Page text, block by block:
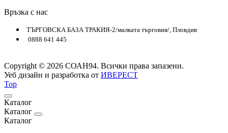
Връзка с нас
ТЪРГОВСКА БАЗА ТРАКИЯ-2/малката търговия/, Пловдив
0888 641 445
Copyright © 2026 СОАН94. Всички права запазени.
Уеб дизайн и разработка от ИВЕРЕСТ
Top
Каталог
Каталог
Каталог